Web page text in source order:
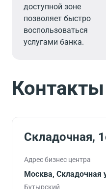
доступной зоне
позволяет быстро
воспользоваться
услугами банка.
Складочная,
Адрес бизнес центра
Москва, Складочная
Бутырский